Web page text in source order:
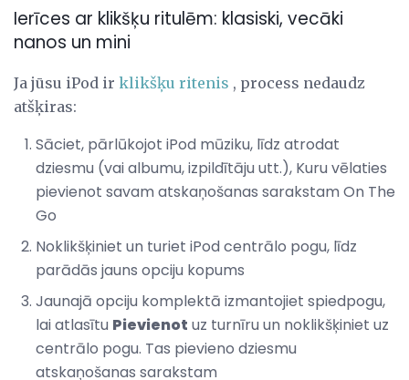
Ierīces ar klikšķu ritulēm: klasiski, vecāki
nanos un mini
Ja jūsu iPod ir klikšķu ritenis , process nedaudz
atšķiras:
Sāciet, pārlūkojot iPod mūziku, līdz atrodat
dziesmu (vai albumu, izpildītāju utt.), Kuru vēlaties
pievienot savam atskaņošanas sarakstam On The
Go
Noklikšķiniet un turiet iPod centrālo pogu, līdz
parādās jauns opciju kopums
Jaunajā opciju komplektā izmantojiet spiedpogu,
lai atlasītu Pievienot uz turnīru un noklikšķiniet uz
centrālo pogu. Tas pievieno dziesmu
atskaņošanas sarakstam